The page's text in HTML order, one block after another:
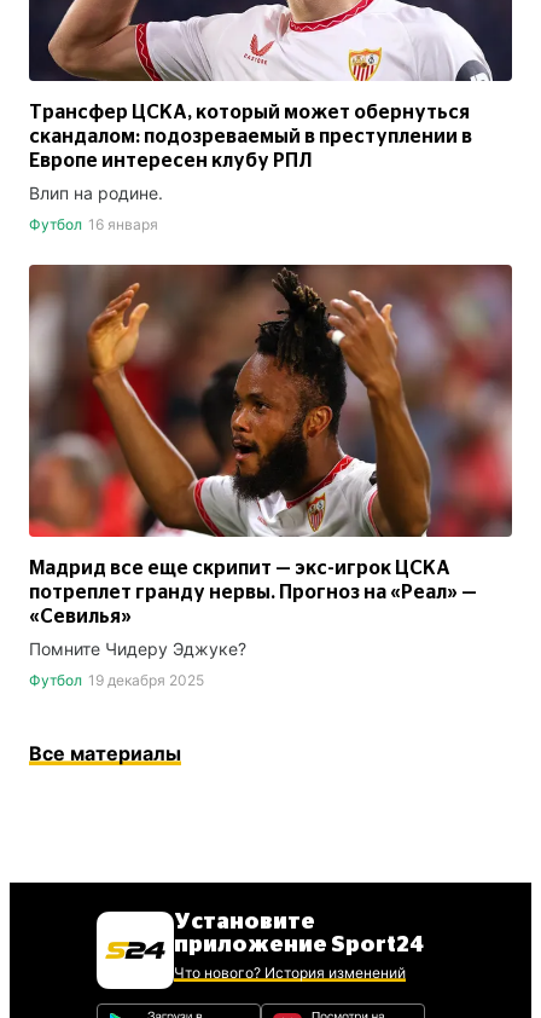
Трансфер ЦСКА, который может обернуться
скандалом: подозреваемый в преступлении в
Европе интересен клубу РПЛ
Влип на родине.
Футбол 16 января
Мадрид все еще скрипит — экс-игрок ЦСКА
потреплет гранду нервы. Прогноз на «Реал» —
«Севилья»
Помните Чидеру Эджуке?
Футбол 19 декабря 2025
Все материалы
Установите
приложение Sport24
Что нового? История изменений